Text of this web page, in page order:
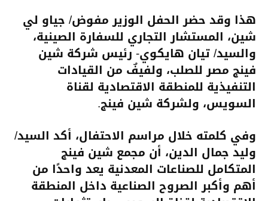
هذا وقد حضر الحفل الوزير مفوض/ جياو لي
شين، المستشار التجاري للسفارة الصينية،
والسيد/ تيان هايكوي- رئيس شركة شين
فينج مصر للصلب، ولفيفٌ من القيادات
التنفيذية للمنطقة الاقتصادية لقناة
السويس، ولشركة شين فينج.
وفي كلمته خلال مراسم الاحتفال، أكد السيد/
وليد جمال الدين، أن مجمع شين فينج
المتكامل للصناعات المعدنية يعد واحدًا من
أهم وأكبر الصروح الصناعية داخل المنطقة